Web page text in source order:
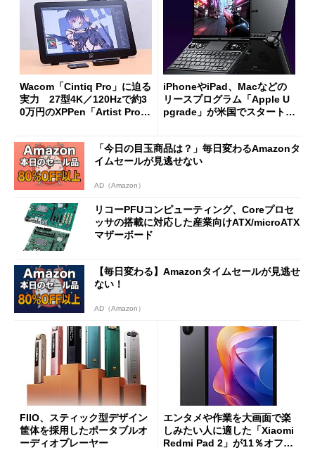
Wacom「Cintiq Pro」に迫る
実力 27型4K／120Hzで約3
0万円のXPPen「Artist Pro 2
iPhoneやiPad、Macなどの
リースプログラム「Apple U
pgrade」が米国でスタート／
ut」が明...
「今日の目玉商品は？」毎日変わるAmazonタ
イムセールが見逃せない
AD（Amazon）
リコーPFUコンピューティング、Coreプロセ
ッサの搭載に対応した産業向けATX/microATX
マザーボード
【毎日変わる】Amazonタイムセールが見逃せ
ない！
AD（Amazon）
FIIO、スティック型デザイン
筐体を採用したポータブルオ
ーディオプレーヤー
エンタメや作業を大画面で楽
しみたい人に適した「Xiaomi
Redmi Pad 2」が11％オフの